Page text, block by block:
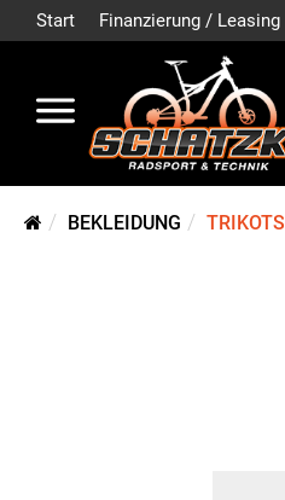
Start Finanzierung / Leasing
BEKLEIDUNG TRIKOTS